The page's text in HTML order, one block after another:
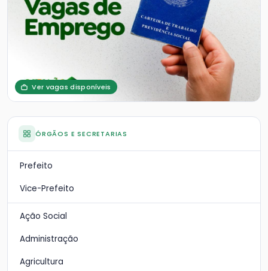
Ver vagas disponíveis
ÓRGÃOS E SECRETARIAS
Prefeito
Vice-Prefeito
Ação Social
Administração
Agricultura